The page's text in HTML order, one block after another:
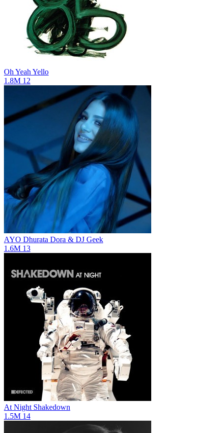
Oh Yeah Yello
1.8M 12
AYO Dhurata Dora & DJ Geek
1.6M 13
At Night Shakedown
1.5M 14